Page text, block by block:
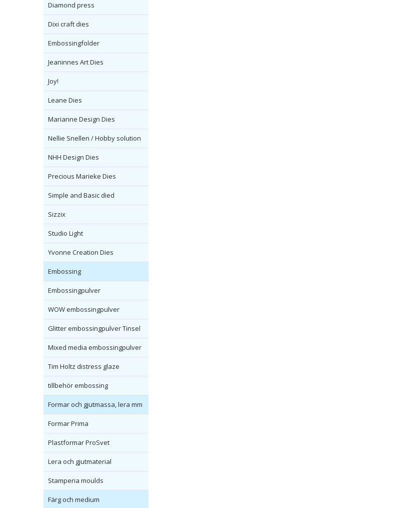
Diamond press
Dixi craft dies
Embossingfolder
Jeaninnes Art Dies
Joy!
Leane Dies
Marianne Design Dies
Nellie Snellen / Hobby solution
NHH Design Dies
Precious Marieke Dies
Simple and Basic died
Sizzix
Studio Light
Yvonne Creation Dies
Embossing
Embossingpulver
WOW embossingpulver
Glitter embossingpulver Tinsel
Mixed media embossingpulver
Tim Holtz distress glaze
tillbehör embossing
Formar och gjutmassa, lera mm
Formar Prima
Plastformar ProSvet
Lera och gjutmaterial
Stamperia moulds
Färg och medium